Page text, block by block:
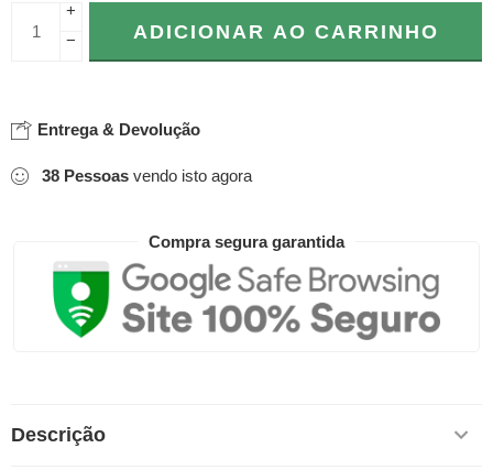
+
−
ADICIONAR AO CARRINHO
Entrega & Devolução
38 Pessoas vendo isto agora
Compra segura garantida
Descrição